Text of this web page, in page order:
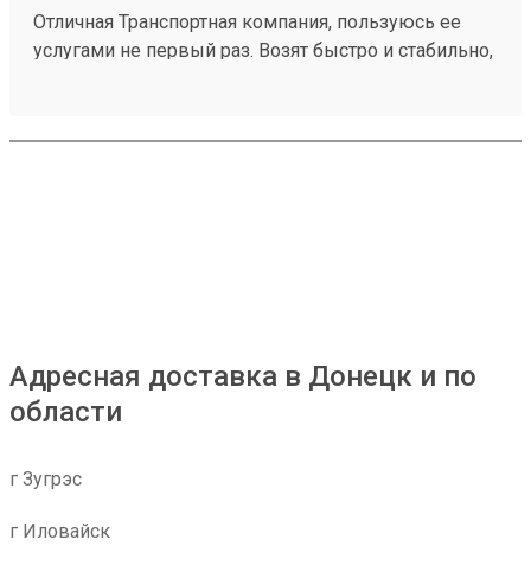
Отличная Транспортная компания, пользуюсь ее
услугами не первый раз. Возят быстро и стабильно,
Адресная доставка в Донецк и по
области
г Зугрэс
г Иловайск